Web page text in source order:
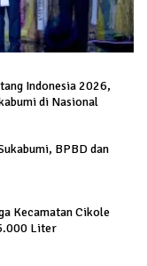
Indonesia 2026,
di Nasional
BPBD dan
Kecamatan Cikole
Liter